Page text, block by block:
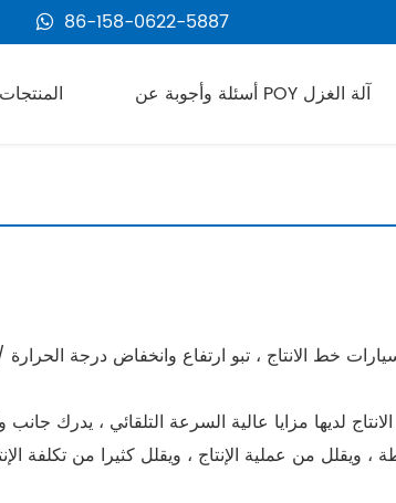
86-158-0622-5887
المنتجات أسئلة وأجوبة عن POY آلة الغزل
لديها مزايا عالية السرعة التلقائي ، يدرك